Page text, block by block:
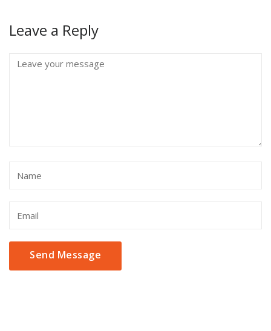
Leave a Reply